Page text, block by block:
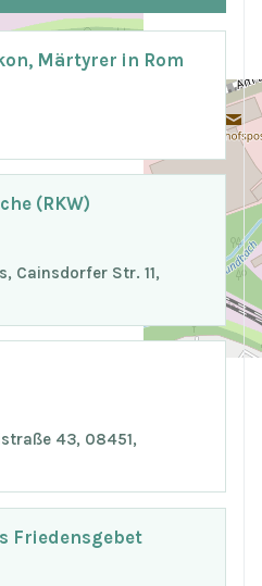
Märtyrer in Rom
(RKW)
Cainsdorfer Str. 11,
43, 08451,
Friedensgebet